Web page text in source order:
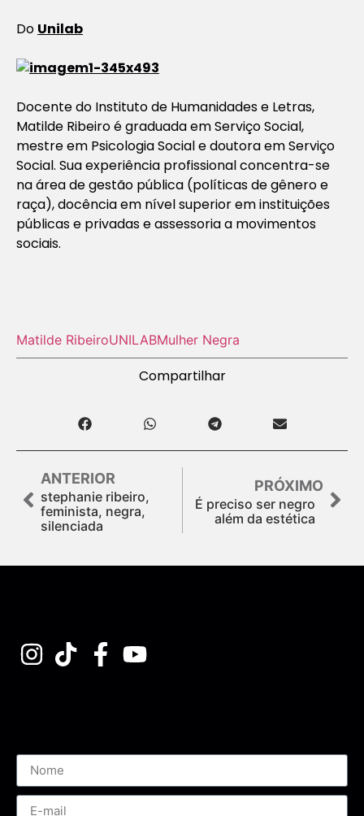
Do Unilab
Docente do Instituto de Humanidades e Letras,
Matilde Ribeiro é graduada em Serviço Social,
mestre em Psicologia Social e doutora em Serviço
Social. Sua experiência profissional concentra-se
na área de gestão pública (políticas de gênero e
raça), docência em nível superior em instituições
públicas e privadas e assessoria a movimentos
sociais.
Matilde RibeiroUNILABMulher Negra
Compartilhar
ANTERIOR
stephanie ribeiro,
feminista, negra,
silenciada
PRÓXIMO
É preciso ser negro
além da estética